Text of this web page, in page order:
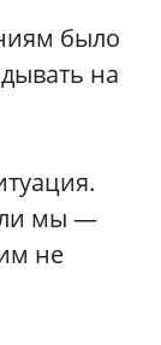
было
на
мы —
не